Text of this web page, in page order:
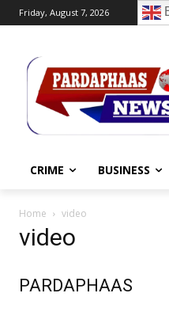
Friday, August 7, 2026
CRIME BUSINESS
Home video
video
PARDAPHAAS